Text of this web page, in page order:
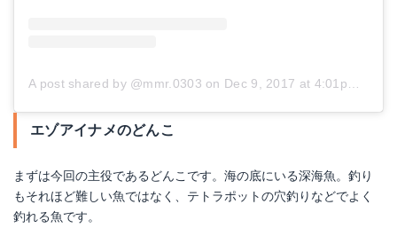
A post shared by @mmr.0303 on Dec 9, 2017 at 4:01pm PST
エゾアイナメのどんこ
まずは今回の主役であるどんこです。海の底にいる深海魚。釣り
もそれほど難しい魚ではなく、テトラポットの穴釣りなどでよく
釣れる魚です。